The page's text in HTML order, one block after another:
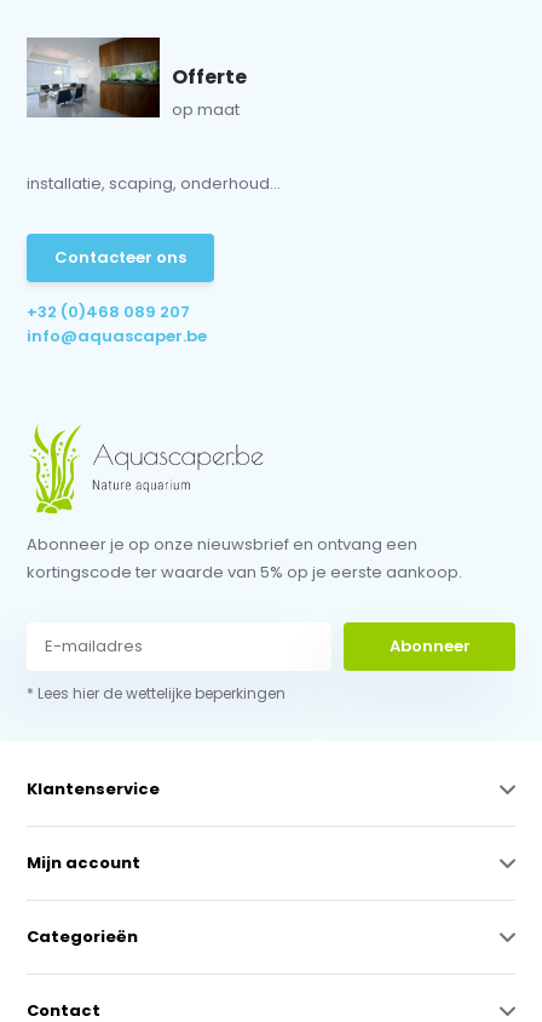
Offerte
op maat
installatie, scaping, onderhoud...
Contacteer ons
+32 (0)468 089 207
info@aquascaper.be
Abonneer je op onze nieuwsbrief en ontvang een
kortingscode ter waarde van 5% op je eerste aankoop.
Abonneer
* Lees hier de wettelijke beperkingen
Klantenservice
Mijn account
Categorieën
Contact